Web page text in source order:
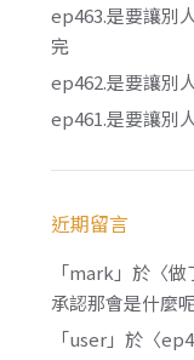
ep463.是要讓別
完
ep462.是要讓別
ep461.是要讓別
近期留言
「mark 」於〈做
承認那會是什麼
「user」於〈